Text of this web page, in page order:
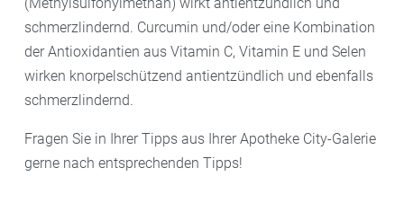
schmerzlindernd. Curcumin und/oder eine Kombination
der Antioxidantien aus Vitamin C, Vitamin E und Selen
wirken knorpelschützend antientzündlich und ebenfalls
schmerzlindernd.
Fragen Sie in Ihrer Tipps aus Ihrer Apotheke City-Galerie
gerne nach entsprechenden Tipps!